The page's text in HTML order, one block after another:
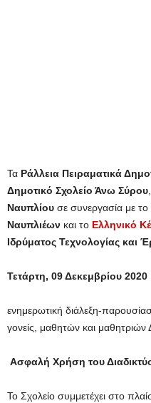
Τα Ράλλεια Πειραματικά
Δημοτικό Σχολείο Άνω Σύρου
Ναυπλίου σε συνεργασία με το
Ναυπλιέων και το Ελληνικό
Ιδρύματος Τεχνολογίας και
Τετάρτη, 09 Δεκεμβρίου
ενημερωτική διάλεξη-
γονείς, μαθητών και μαθητριών
Ασφαλή Χρήση του
Το Σχολείο συμμετέχει στο